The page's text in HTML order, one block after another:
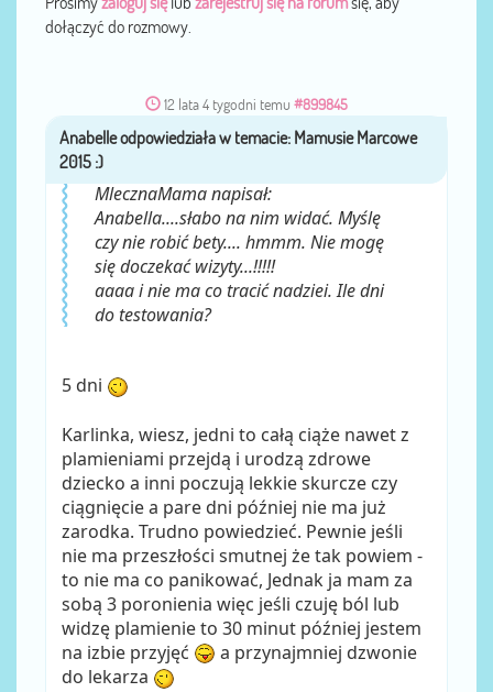
dołączyć do rozmowy.
12 lata 4 tygodni temu #899845
przezAnabelle
MlecznaMama napisał:
Anabella....słabo na nim widać. Myślę
czy nie robić bety.... hmmm. Nie mogę
się doczekać wizyty...!!!!!
aaaa i nie ma co tracić nadziei. Ile dni
do testowania?
5 dni
Karlinka, wiesz, jedni to całą ciąże nawet z
plamieniami przejdą i urodzą zdrowe
dziecko a inni poczują lekkie skurcze czy
ciągnięcie a pare dni później nie ma już
zarodka. Trudno powiedzieć. Pewnie jeśli
nie ma przeszłości smutnej że tak powiem -
to nie ma co panikować, Jednak ja mam za
sobą 3 poronienia więc jeśli czuję ból lub
widzę plamienie to 30 minut później jestem
na izbie przyjęć
a przynajmniej dzwonie
do lekarza